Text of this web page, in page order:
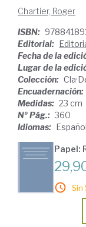
Chartier, Roger
ISBN:
Editorial:
Fecha de la
Lugar de la
Colección:
Encuadernación:
Medidas: 23 cm
Nº Pág.: 360
Idiomas: Español
Papel:
Sin